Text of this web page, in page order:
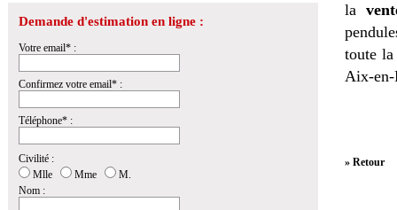
Demande d'estimation en ligne :
Votre email* :
Confirmez votre email* :
Téléphone* :
Civilité :
Mlle
Mme
M.
Nom :
la
toute
Aix-en-
» Retour